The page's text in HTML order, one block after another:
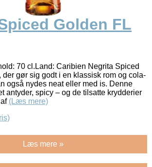
Golden FL
70 cl.Land: Caribien Negrita Spiced
der gør sig godt i en klassisk rom og cola-
også nydes neat eller med is. Denne
antyder, spicy – og de tilsatte krydderier
(Læs mere)
Læs mere »